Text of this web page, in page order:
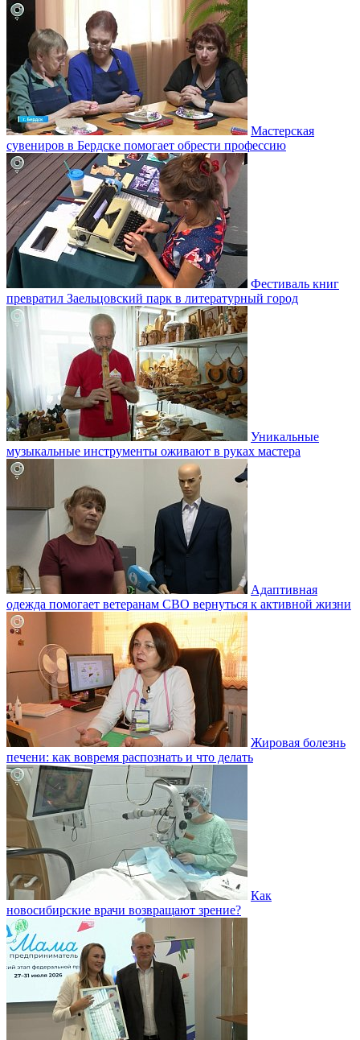
Мастерская
сувениров в Бердске помогает обрести профессию
Фестиваль книг
превратил Заельцовский парк в литературный город
Уникальные
музыкальные инструменты оживают в руках мастера
Адаптивная
одежда помогает ветеранам СВО вернуться к активной жизни
Жировая болезнь
печени: как вовремя распознать и что делать
Как
новосибирские врачи возвращают зрение?